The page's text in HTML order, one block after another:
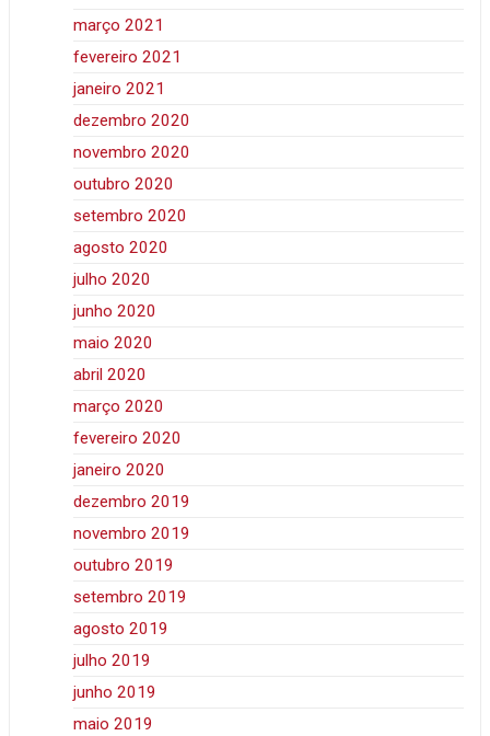
março 2021
fevereiro 2021
janeiro 2021
dezembro 2020
novembro 2020
outubro 2020
setembro 2020
agosto 2020
julho 2020
junho 2020
maio 2020
abril 2020
março 2020
fevereiro 2020
janeiro 2020
dezembro 2019
novembro 2019
outubro 2019
setembro 2019
agosto 2019
julho 2019
junho 2019
maio 2019